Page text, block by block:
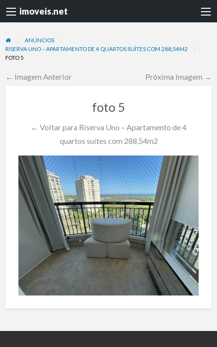
imoveis.net
ANÚNCIOS
RISERVA UNO – APARTAMENTO DE 4 QUARTOS SUÍTES COM 288,54M2
FOTO 5
← Imagem Anterior Próxima Imagem →
foto 5
← Voltar para Riserva Uno – Apartamento de 4
quartos suítes com 288,54m2